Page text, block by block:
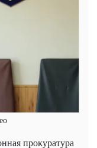
прокуратура